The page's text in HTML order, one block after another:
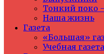
Тонкий поко
Наша жизнь
Газета
«Большая»
Учебная газета